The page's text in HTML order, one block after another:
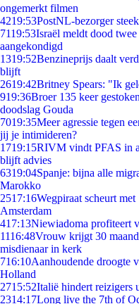
ongemerkt filmen
4219:53PostNL-bezorger
7119:53Israël meldt dood
aangekondigd
1319:52Benzineprijs daalt
blijft
2619:42Britney Spears: "Ik
919:36Broer 135 keer
doodslag Gouda
7019:35Meer agressie tegen
jij je intimideren?
1719:15RIVM vindt PFAS in
blijft advies
6319:04Spanje: bijna alle
Marokko
2517:16Wegpiraat scheurt
Amsterdam
417:13Niewiadoma profiteert
1116:48Vrouw krijgt 30
misdienaar in kerk
716:10Aanhoudende droogte
Holland
2715:52Italië hindert reizigers
2314:17Long live the 7th of